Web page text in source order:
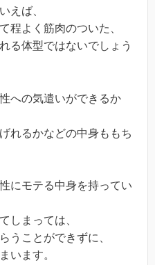
えば、
程よく筋肉のついた、
る体型ではないでしょう
への気遣いができるか
れるかなどの中身ももち
にモテる中身を持ってい
しまっては、
うことができずに、
います。